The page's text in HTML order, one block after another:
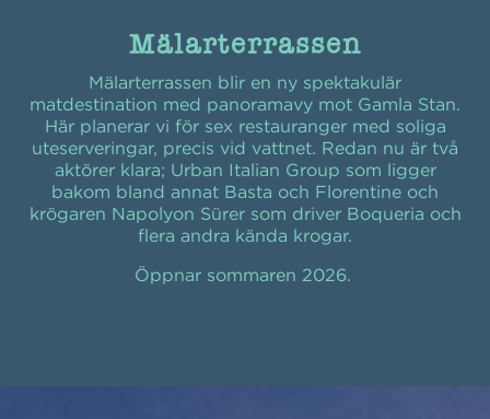
Mälarterrassen
Mälarterrassen blir en ny spektakulär
matdestination med panoramavy mot Gamla Stan.
Här planerar vi för sex restauranger med soliga
uteserveringar, precis vid vattnet. Redan nu är två
aktörer klara; Urban Italian Group som ligger
bakom bland annat Basta och Florentine och
krögaren Napolyon Sürer som driver Boqueria och
flera andra kända krogar.
Öppnar sommaren 2026.